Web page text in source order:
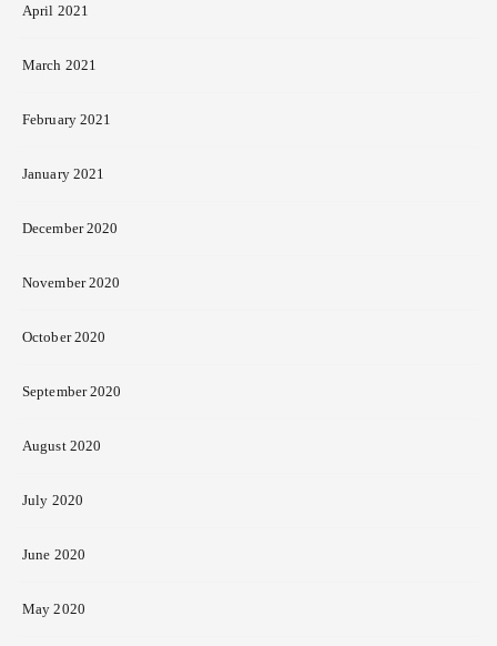
April 2021
March 2021
February 2021
January 2021
December 2020
November 2020
October 2020
September 2020
August 2020
July 2020
June 2020
May 2020